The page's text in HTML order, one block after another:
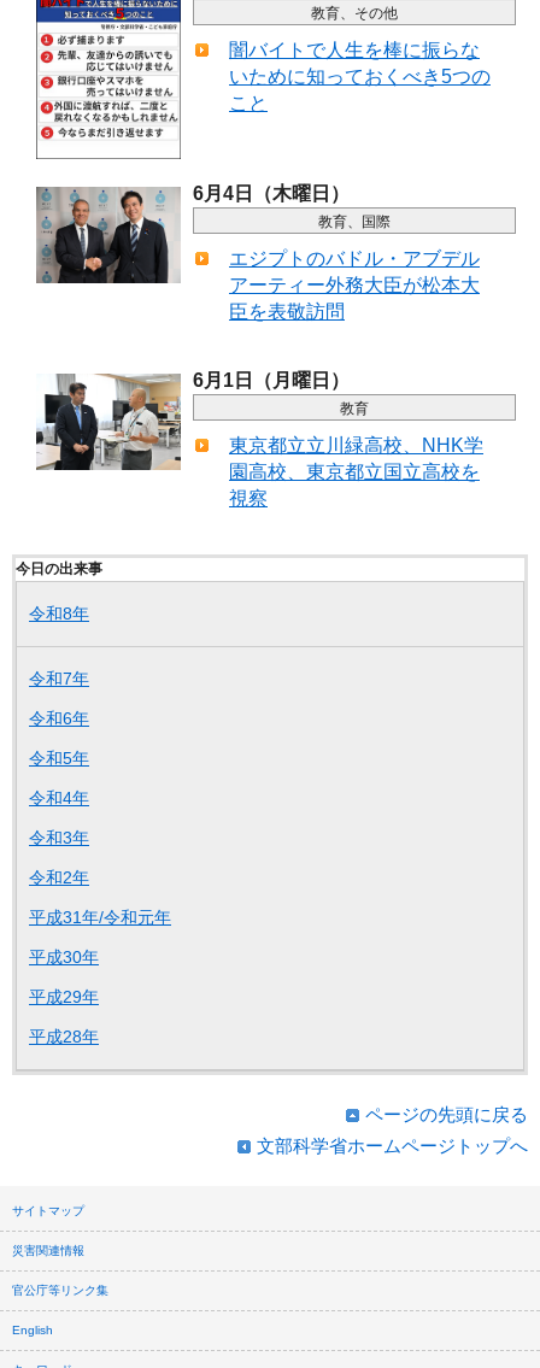
教育、その他
闇バイトで人生を棒に振らな
いために知っておくべき5つの
こと
6月4日（木曜日）
教育、国際
エジプトのバドル・アブデル
アーティー外務大臣が松本大
臣を表敬訪問
6月1日（月曜日）
教育
東京都立立川緑高校、NHK学
園高校、東京都立国立高校を
視察
今日の出来事
令和8年
令和7年
令和6年
令和5年
令和4年
令和3年
令和2年
平成31年/令和元年
平成30年
平成29年
平成28年
ページの先頭に戻る
文部科学省ホームページトップへ
サイトマップ
災害関連情報
官公庁等リンク集
English